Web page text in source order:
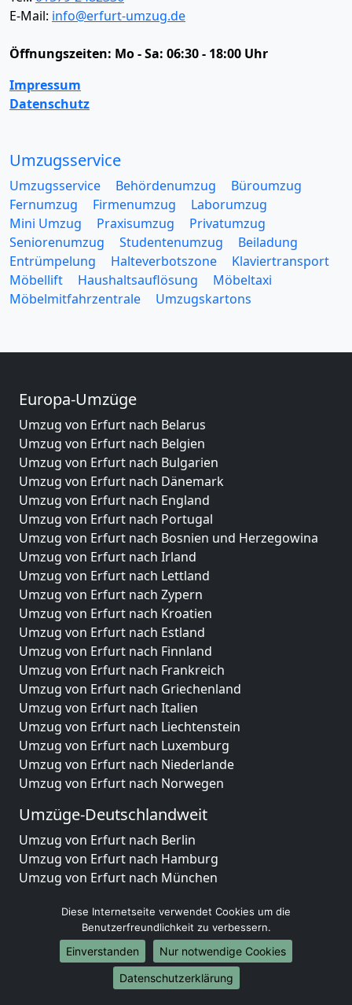
E-Mail: info@erfurt-umzug.de
Öffnungszeiten: Mo - Sa: 06:30 - 18:00 Uhr
Impressum
Datenschutz
Umzugsservice
Umzugsservice Behördenumzug
Büroumzug
Fernumzug
Firmenumzug
Laborumzug
Mini Umzug
Praxisumzug
Privatumzug
Seniorenumzug
Studentenumzug
Beiladung
Entrümpelung
Halteverbotszone
Klaviertransport
Möbellift
Haushaltsauflösung
Möbeltaxi
Möbelmitfahrzentrale
Umzugskartons
Europa-Umzüge
Umzug von Erfurt nach Belarus
Umzug von Erfurt nach Belgien
Umzug von Erfurt nach Bulgarien
Umzug von Erfurt nach Dänemark
Umzug von Erfurt nach England
Umzug von Erfurt nach Portugal
Umzug von Erfurt nach Bosnien und Herzegowina
Umzug von Erfurt nach Irland
Umzug von Erfurt nach Lettland
Umzug von Erfurt nach Zypern
Umzug von Erfurt nach Kroatien
Umzug von Erfurt nach Estland
Umzug von Erfurt nach Finnland
Umzug von Erfurt nach Frankreich
Umzug von Erfurt nach Griechenland
Umzug von Erfurt nach Italien
Umzug von Erfurt nach Liechtenstein
Umzug von Erfurt nach Luxemburg
Umzug von Erfurt nach Niederlande
Umzug von Erfurt nach Norwegen
Umzüge-Deutschlandweit
Umzug von Erfurt nach Berlin
Umzug von Erfurt nach Hamburg
Umzug von Erfurt nach München
Umzug von Erfurt nach Frankfurt am Main
Umzug von Erfurt nach Stuttgart
Umzug von Erfurt nach Düsseldorf
Umzug von Erfurt nach Leipzig
Umzug von Erfurt nach Dortmund
Diese Internetseite verwendet Cookies um die
Benutzerfreundlichkeit zu verbessern.
Einverstanden
Nur notwendige Cookies
Datenschutzerklärung